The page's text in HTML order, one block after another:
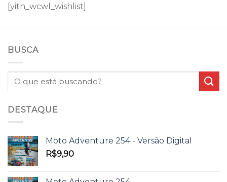
[yith_wcwl_wishlist]
BUSCA
DESTAQUE
Moto Adventure 254 - Versão Digital
R$9,90